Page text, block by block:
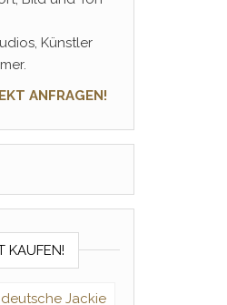
Künstler
ANFRAGEN!
KAUFEN!